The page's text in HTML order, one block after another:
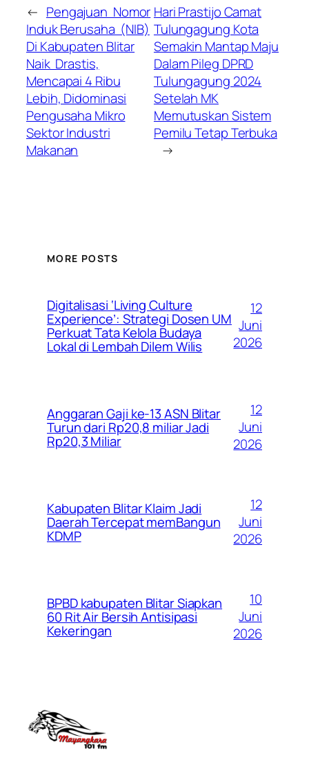
← Pengajuan Nomor
Induk Berusaha (NIB)
Di Kabupaten Blitar
Naik Drastis,
Mencapai 4 Ribu
Lebih, Didominasi
Pengusaha Mikro
Sektor Industri
Makanan
Hari Prastijo Camat
Tulungagung Kota
Semakin Mantap Maju
Dalam Pileg DPRD
Tulungagung 2024
Setelah MK
Memutuskan Sistem
Pemilu Tetap Terbuka
→
MORE POSTS
Digitalisasi ‘Living Culture
Experience’: Strategi Dosen UM
Perkuat Tata Kelola Budaya
Lokal di Lembah Dilem Wilis
12
Juni
2026
Anggaran Gaji ke-13 ASN Blitar
Turun dari Rp20,8 miliar Jadi
Rp20,3 Miliar
12
Juni
2026
Kabupaten Blitar Klaim Jadi
Daerah Tercepat memBangun
KDMP
12
Juni
2026
BPBD kabupaten Blitar Siapkan
60 Rit Air Bersih Antisipasi
Kekeringan
10
Juni
2026